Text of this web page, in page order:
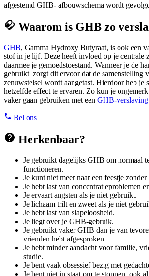
afgestemd GHB- afbouwschema wordt
Waarom is GHB zo
GHB, Gamma Hydroxy Butyraat, is ook een
stof in je lijf. Deze heeft invloed op je centrale
daarmee je gemoedstoestand. Wanneer je de
gebruikt, zorgt dit ervoor dat de samenstelling
zenuwstelsel wordt aangetast. Hierdoor heb je
hetzelfde effect te ervaren. Zo kun je
vaker gaan gebruiken met een GHB-verslaving
Bel ons
Herkenbaar?
Je gebruikt dagelijks GHB om normaal
functioneren.
Je kunt niet meer naar een feestje
Je hebt last van concentratieproblemen
Je ervaart angsten als je niet gebruikt.
Je lichaam trilt en zweet als je niet
Je hebt last van slapeloosheid.
Je liegt over je GHB-gebruik.
Je gebruikt vaker GHB dan je van
vrienden hebt afgesproken.
Je hebt minder aandacht voor familie,
studie.
Je bent vaak obsessief bezig met
Je bent niet in staat om te stoppen, ook